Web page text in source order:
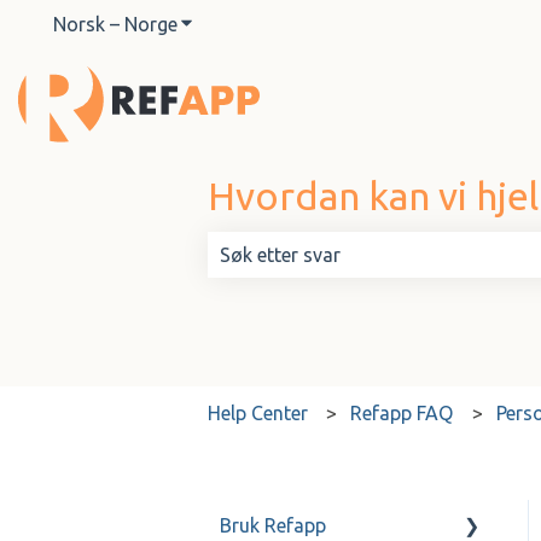
Norsk – NorgeVis undermeny for oversettelser
Hvordan kan vi
Help Center Refapp FAQ
Bruk Refapp